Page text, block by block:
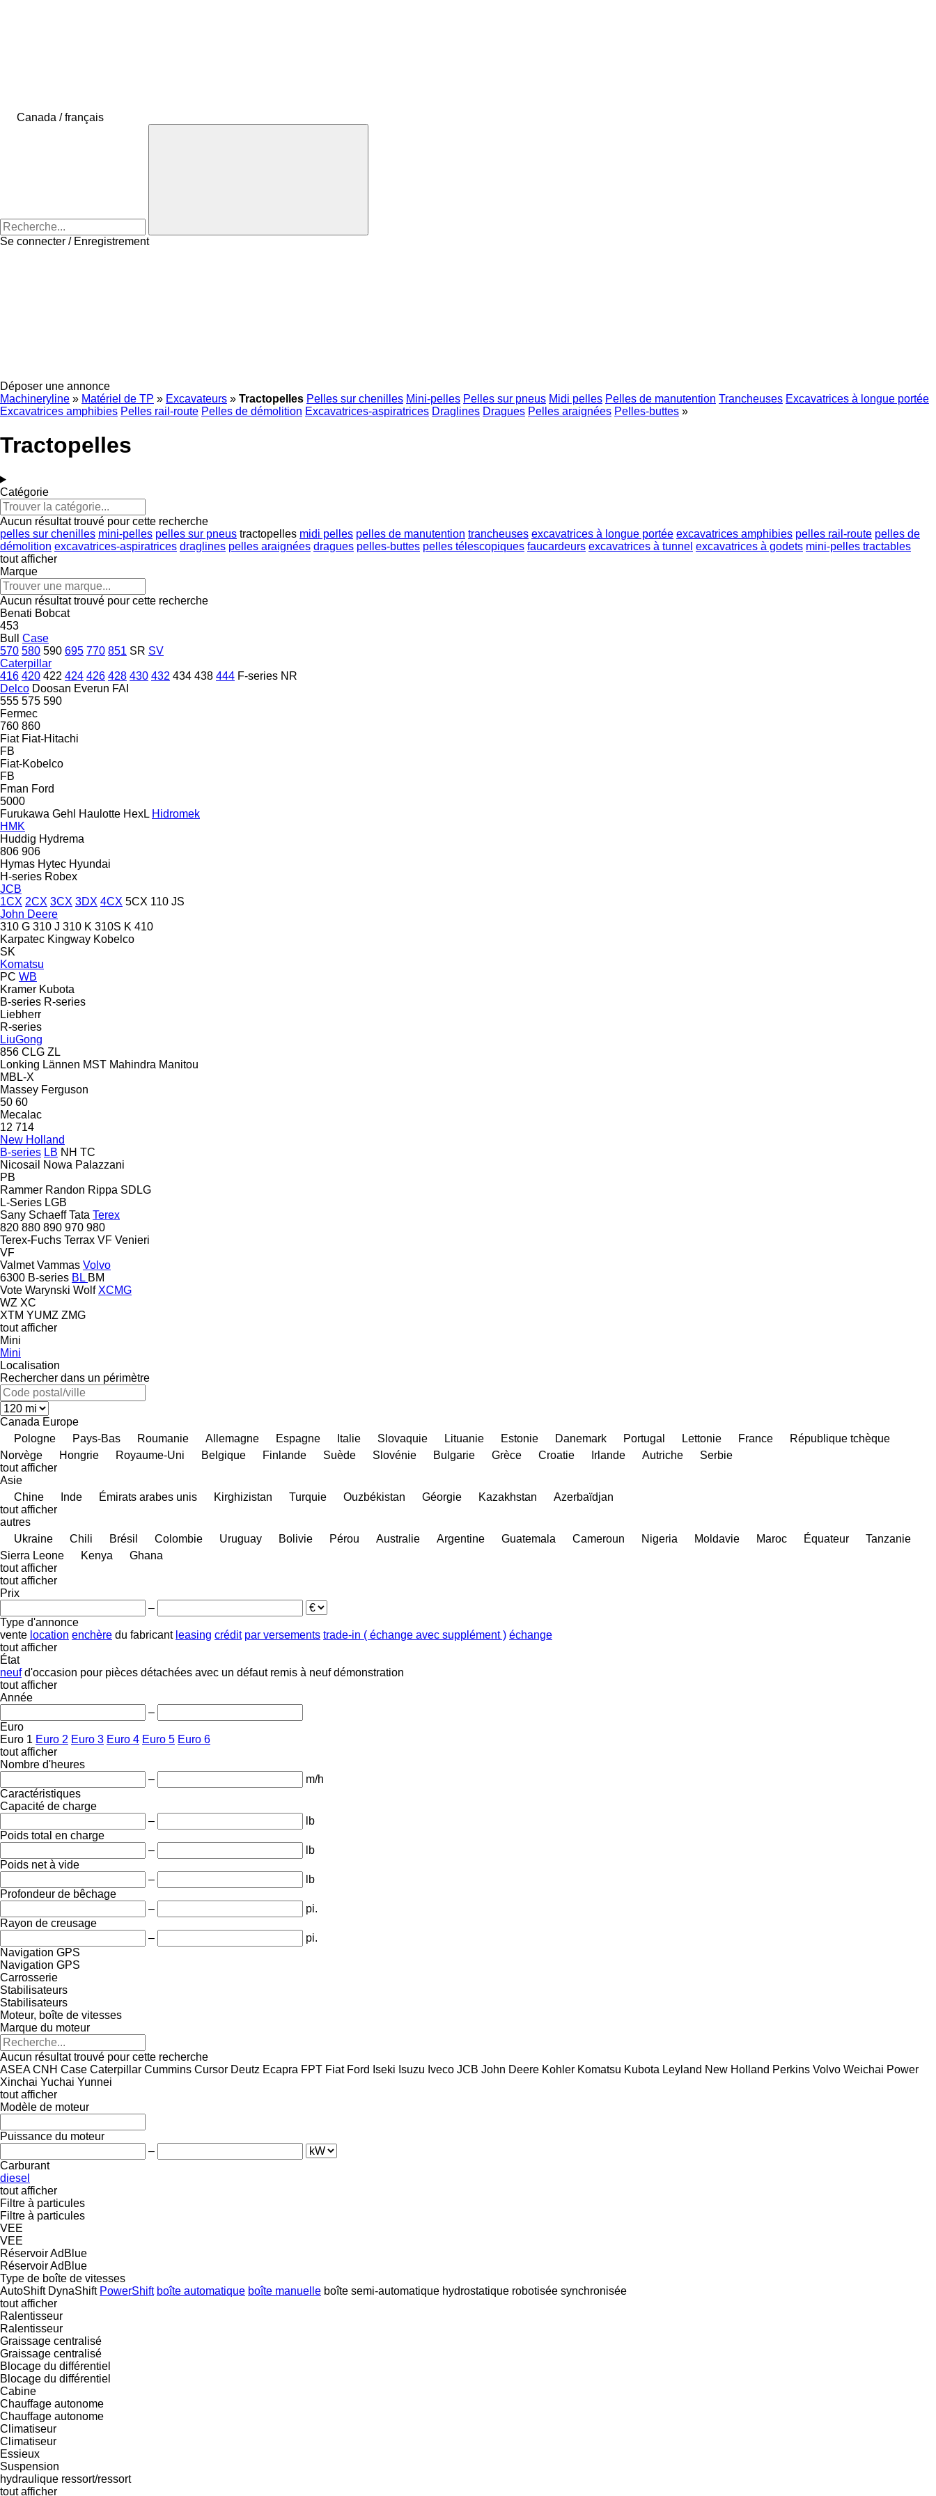
Canada / français
Se connecter / Enregistrement
Déposer une annonce
Machineryline » Matériel de TP » Excavateurs » Tractopelles Pelles sur chenilles Mini-pelles Pelles sur pneus Midi pelles Pelles de manutention Trancheuses Excavatrices à longue portée
Excavatrices amphibies Pelles rail-route Pelles de démolition Excavatrices-aspiratrices Draglines Dragues Pelles araignées Pelles-buttes »
Tractopelles
Catégorie
Aucun résultat trouvé pour cette recherche
pelles sur chenilles mini-pelles pelles sur pneus tractopelles midi pelles pelles de manutention trancheuses excavatrices à longue portée excavatrices amphibies pelles rail-route pelles de
démolition excavatrices-aspiratrices draglines pelles araignées dragues pelles-buttes pelles télescopiques faucardeurs excavatrices à tunnel excavatrices à godets mini-pelles tractables
tout afficher
Marque
Aucun résultat trouvé pour cette recherche
Benati Bobcat
453
Bull
Case
570 580 590 695 770 851 SR SV
Caterpillar
416 420 422 424 426 428 430 432 434 438 444 F-series NR
Delco Doosan Everun FAI
555 575 590
Fermec
760 860
Fiat Fiat-Hitachi
FB
Fiat-Kobelco
FB
Fman Ford
5000
Furukawa Gehl Haulotte HexL Hidromek
HMK
Huddig Hydrema
806 906
Hymas Hytec Hyundai
H-series Robex
JCB
1CX 2CX 3CX 3DX 4CX 5CX 110 JS
John Deere
310 G 310 J 310 K 310S K 410
Karpatec Kingway Kobelco
SK
Komatsu
PC WB
Kramer Kubota
B-series R-series
Liebherr
R-series
LiuGong
856 CLG ZL
Lonking Lännen MST Mahindra Manitou
MBL-X
Massey Ferguson
50 60
Mecalac
12 714
New Holland
B-series LB NH TC
Nicosail
Nowa Palazzani
PB
Rammer Randon Rippa SDLG
L-Series LGB
Sany Schaeff Tata Terex
820 880 890 970 980
Terex-Fuchs Terrax VF Venieri
VF
Valmet Vammas Volvo
6300 B-series BL BM
Vote Warynski Wolf XCMG
WZ XC
XTM YUMZ ZMG
tout afficher
Mini
Mini
Localisation
Rechercher dans un périmètre
Canada Europe
Pologne
Pays-Bas Roumanie Allemagne Espagne Italie Slovaquie Lituanie Estonie Danemark Portugal Lettonie France
République tchèque
Norvège
Hongrie Royaume-Uni Belgique Finlande Suède Slovénie Bulgarie Grèce Croatie Irlande Autriche
Serbie
tout afficher
Asie
Chine
Inde Émirats arabes unis Kirghizistan Turquie Ouzbékistan Géorgie Kazakhstan
Azerbaïdjan
tout afficher
autres
Ukraine
Chili Brésil Colombie Uruguay Bolivie Pérou Australie Argentine Guatemala Cameroun Nigeria Moldavie Maroc Équateur
Tanzanie
Sierra Leone
Kenya
Ghana
tout afficher
tout afficher
Prix
–
Type d'annonce
vente location enchère du fabricant leasing crédit par versements trade-in ( échange avec supplément ) échange
tout afficher
État
neuf d'occasion pour pièces détachées avec un défaut remis à neuf démonstration
tout afficher
Année
–
Euro
Euro 1 Euro 2 Euro 3 Euro 4 Euro 5 Euro 6
tout afficher
Nombre d'heures
–
m/h
Caractéristiques
Capacité de charge
–
lb
Poids total en charge
–
lb
Poids net à vide
–
lb
Profondeur de bêchage
–
pi.
Rayon de creusage
–
pi.
Navigation GPS
Navigation GPS
Carrosserie
Stabilisateurs
Stabilisateurs
Moteur, boîte de vitesses
Marque du moteur
Aucun résultat trouvé pour cette recherche
ASEA CNH Case Caterpillar Cummins Cursor Deutz Ecapra FPT Fiat Ford Iseki Isuzu Iveco JCB John Deere Kohler Komatsu Kubota Leyland New Holland Perkins Volvo Weichai Power
Xinchai Yuchai Yunnei
tout afficher
Modèle de moteur
Puissance du moteur
–
Carburant
diesel
tout afficher
Filtre à particules
Filtre à particules
VEE
VEE
Réservoir AdBlue
Réservoir AdBlue
Type de boîte de vitesses
AutoShift DynaShift PowerShift boîte automatique boîte manuelle boîte semi-automatique hydrostatique robotisée synchronisée
tout afficher
Ralentisseur
Ralentisseur
Graissage centralisé
Graissage centralisé
Blocage du différentiel
Blocage du différentiel
Cabine
Chauffage autonome
Chauffage autonome
Climatiseur
Climatiseur
Essieux
Suspension
hydraulique ressort/ressort
tout afficher